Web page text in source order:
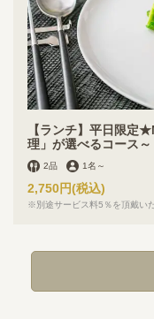
【ランチ】平日限定
理」が選べるコース～
2品 1名 ～
2,750円(税込)
※別途サービス料5％を頂戴い